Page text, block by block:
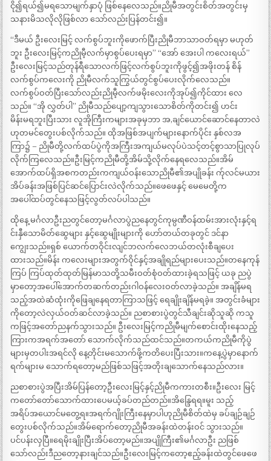
ငို၍ရယ်၍မရသောမျက်နှာပုံ ဖြစ်နေလေသည်။ညိုမီအတွင်းစိတ်အတွင်းမှ
သနားမိသလိုလိုဖြစ်လာ သော်လည်းပြန်တင်း၍။
“ဒီမယ် ဦးလေးမြင့် လက်စွပ်ဘူးကိုဖောက်ပြီးညိုမီဘာသာဝတ်ရမှာ မဟုတ်
ဘူး ဦးလေးမြင့်ကညိုမီ့လက်မှာစွပ်ပေးရမှာ” “အော် အေးပါ ကလေးရယ်”
ဦးလေးမြင့်သည်တုန်ရီသောလက်ဖြင့်လက်စွပ်ဘူးကိုဖွင့်၍အဖိုးတန် စိန်
လက်စွပ်ကလေးကို ညိုမီလက်သူကြွယ်တွင်စွပ်ပေးလိုက်လေသည်။
လက်စွပ်ဝတ်ပြီးသော်လည်းညိုမီ့လက်ဖမိုးလေးကိုအုပ်၍ကိုင်ထား လေ
သည်။ “အို လွှတ်ပါ” ညိုမီသည်ပျော့ကျသွားသောစိတ်ကိုတင်း၍ ဟင်း
မိန်းမရဘူးပြီးသား လူအိုကြီးကများအခုမှဘာ အ,ချင်ယောင်ဆောင်နေတာလဲ
ဟုတမင်တွေးပစ်လိုက်သည်။ ထိုအဖြစ်အပျက်များနောက်ပိုင်း နှစ်လအ
ကြာ၌ – ညိုမီတို့လက်ထပ်ပွဲကိုအကြီးအကျယ်မလုပ်ပဲသင့်တင့်စွာသာပြုလုပ်
လိုက်ကြလေသည်။ဦးမြင့်ကညိုမီတို့အိမ်သို့လိုက်နေရလေသည်။အိမ်
အောက်ထပ်ရှိအစကတည်းကကျယ်ဝန်းသောညိုမီ၏အပျိုခန်း က်ုလင်မယား
အိပ်ခန်းအဖြစ်ပြင်ဆင်ပြောင်းလဲလိုက်သည်။ဖေဖေနှင့် မေမေတို့က
အပေါ်ထပ်တွင်နေသဖြင့်လွတ်လပ်ပါသည်။
ထိုနေ့ မင်္ဂလာဦးညတွင်တော့မင်္ဂလာပွဲညနေတွင်ကုမ္ပဏီဝန်ထမ်းအားလုံးနှင့်ရ
င်းနှီသောမိတ်ဆွေများ နှင့်ဆွေမျိုးများကို ဟော်တယ်တခုတွင် ဒင်နာ
ကျွေးသည်။ရှစ် ယောက်တဝိုင်းလျင်ဘလက်လေဘယ်တလုံးစီချပေး
ထားသည်။မိန်း ကလေးများအတွက်ဝိုင်နှင့်အချိုရည်များပေးသည်။တနေကုန်
ကြပ် ကြပ်ထုတ်ထုတ်မြန်မာသတို့သမီးဝတ်စုံဝတ်ထားခဲ့ရသဖြင့် ယခု ညပွဲ
မှာတော့အပေါ်အောက်တဆက်တည်းဂါဝန်လေးဝတ်လာခဲ့သည်။ အချိန်မရ
သည့်အထဲဆံထုံးကိုဖြေချနေရတာကြာသဖြင့် ရေချိုးချိန်မရခဲ့။ အတွင်းခံများ
ကိုတော့လဲလှယ်ဝတ်ဆင်လာခဲ့သည်။ ညစာစားပွဲတွင်သီချင်းဆိုသူဆို ကသူ
ကဖြင့်အတော်ညနက်သွားသည်။ ဦးလေးမြင့်ကညိုမီမျက်စောင်းထိုးနေသည့်
ကြားကအရက်အတော် သောက်လိုက်သည်ထင်သည်။တကယ်ကညိုမီကိုပွဲ
များမှတပါးအရင်လို နေ့တိုင်းမသောက်ဖို့ကတိပေးပြီးသား။ကနေ့ပွဲမှာနောက်
ရက်များမ သောက်ရတော့မည်ဖြစ်သဖြင့်အတိုးချသောက်နေသည်လား။
ညစာစားပွဲအပြီးအိမ်ပြန်တော့ဦးလေးမြင့်နှင့်ညိုမီကကားတစီး။ဦးလေး မြင့်
ကတော်တော်သောက်ထားပေမယ့်ခပ်တည်တည်။အိန္ဒြေရရ။မူး သည့်
အရိပ်အယောင်မတွေ့ရ။အရက်ဂျိုးကြီးနေမှာပါဟုညိုမီစိတ်ထဲမှ ခပ်ချဉ်ချဉ်
တွေးပစ်လိုက်သည်။အိမ်ရောက်တော့ညိုမီအခန်းထဲတန်းဝင် သွားသည်။
ပင်ပန်းလှပြီ။ရေမိုးချိုးပြီးအိပ်တော့မည်။အပျိုကြီး၏မင်္ဂလာဦး ညဖြစ်
သော်လည်းဒီညတော့နားချင်သည်။ဦးလေးမြင့်ကတော့ဧည့်ခန်းထဲတွင်ဖေဖေ